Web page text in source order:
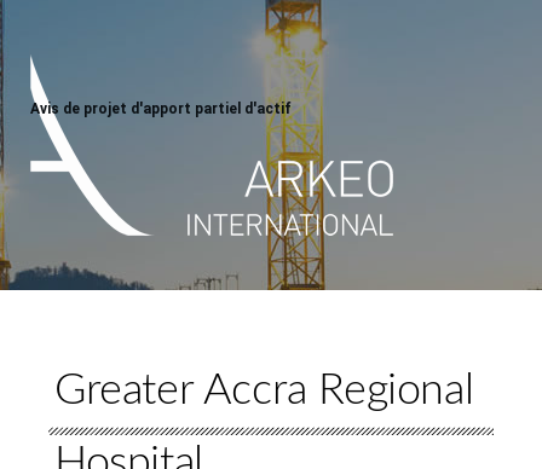
Avis de projet d'apport partiel d'actif
Greater Accra Regional